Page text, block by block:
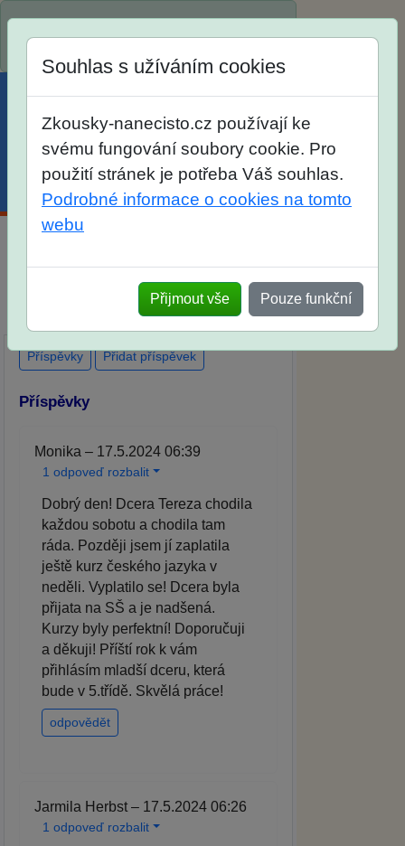
SŠ? Vaše ohlasy po skutečných
přijímacích zkouškách
Souhlas s užíváním cookies
Zkousky-nanecisto.cz používají ke
svému fungování soubory cookie. Pro
použití stránek je potřeba Váš souhlas.
Podrobné informace o cookies na tomto
webu
Přijmout vše Pouze funkční
Příspěvky Přidat příspěvek
Příspěvky
Monika – 17.5.2024 06:39
1 odpoveď rozbalit
Dobrý den! Dcera Tereza chodila
každou sobotu a chodila tam
ráda. Později jsem jí zaplatila
ještě kurz českého jazyka v
neděli. Vyplatilo se! Dcera byla
přijata na SŠ a je nadšená.
Kurzy byly perfektní! Doporučuji
a děkuji! Příští rok k vám
přihlásím mladší dceru, která
bude v 5.třídě. Skvělá práce!
odpovědět
Jarmila Herbst – 17.5.2024 06:26
1 odpoveď rozbalit